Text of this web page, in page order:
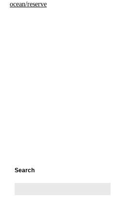
ocean/reserve
Search